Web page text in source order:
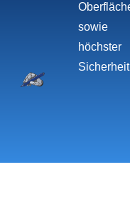
sowie
höchster